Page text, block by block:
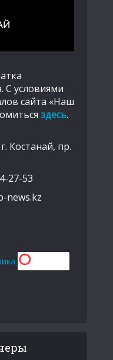
С условиями
сайта «Наш
здесь.
Костанай, пр.
27-53
news.kz